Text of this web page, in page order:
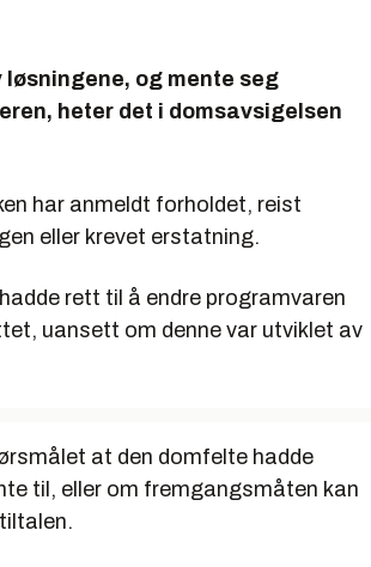
og mente seg
heter det i domsavsigelsen
har anmeldt forholdet, reist
eller krevet erstatning.
rett til å endre programvaren
uansett om denne var utviklet av
at den domfelte hadde
til, eller om fremgangsmåten kan